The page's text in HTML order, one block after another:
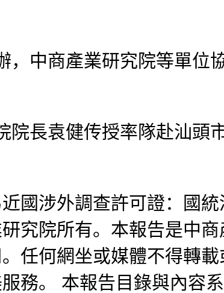
中商產業研究院等單位
長袁健传授率隊赴汕頭
涉外調查許可證：國統
究院所有。本報告是中
任何網坐或媒體不得轉
務。 本報告目錄與內容